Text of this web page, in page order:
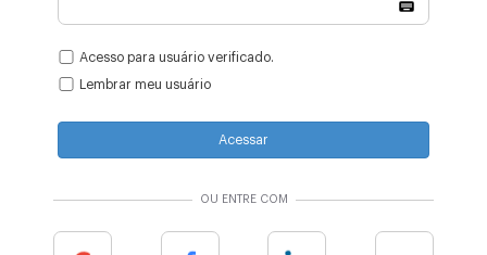
Acesso para usuário verificado.
Lembrar meu usuário
Acessar
OU ENTRE COM